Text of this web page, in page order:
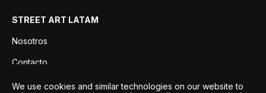
STREET ART LATAM
Nosotros
Contacto
Privacidad
We use cookies and similar technologies on our website to